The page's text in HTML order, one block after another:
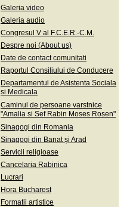
Galeria video
Galeria audio
Congresul V al F.C.E.R.-C.M.
Despre noi (About us)
Date de contact comunitati
Raportul Consiliului de Conducere
Departamentul de Asistenta Sociala
si Medicala
Caminul de persoane varstnice
"Amalia si Sef Rabin Moses Rosen"
Sinagogi din Romania
Sinagogi din Banat și Arad
Servicii religioase
Cancelaria Rabinica
Lucrari
Hora Bucharest
Formatii artistice